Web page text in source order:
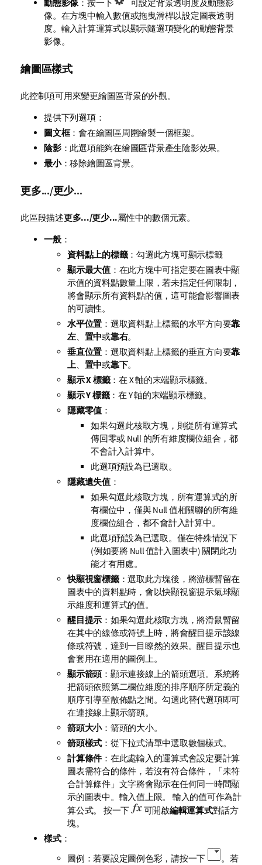
動態影像：按一下
可設定背景透明度及動態影
像。在方塊中輸入數值或拖曳滑桿以設定圖表透明
度。輸入計算運算式以顯示隨選項變化的動態背景
影像。
繪圖區樣式
此控制項可用來變更繪圖區背景的外觀。
提供下列選項：
圖文框：會在繪圖區周圍繪製一個框架。
陰影：此選項能夠在繪圖區背景產生陰影效果。
最小：移除繪圖區背景。
更多.../更少...
此區段描述更多.../更少...屬性中的數個元素。
一般：
資料點上的標籤：勾選此方塊可顯示標籤
顯示最大值：在此方塊中可指定要在圖表中顯
示值的資料點數量上限，若未指定任何限制，
將會顯示所有資料點的值，這可能會影響圖表
的可讀性。
水平位置 ：選取資料點上標籤的水平方向要靠
左、 置中或靠右。
垂直位置 ：選取資料點上標籤的垂直方向要靠
上、 置中或靠下。
顯示 X 標籤：在 X 軸的末端顯示標籤。
顯示 Y 標籤：在 Y 軸的末端顯示標籤。
隱藏零值 ：
如果勾選此核取方塊，則從所有運算式
傳回零或 Null 的所有維度欄位組合，都
不會計入計算中。
此選項預設為已選取。
隱藏遺失值：
如果勾選此核取方塊，所有運算式的所
有欄位中，僅與 Null 值相關聯的所有維
度欄位組合，都不會計入計算中。
此選項預設為已選取。僅在特殊情況下
(例如要將 Null 值計入圖表中) 關閉此功
能才有用處。
快顯視窗標籤：選取此方塊後，將游標暫留在
圖表中的資料點時，會以快顯視窗提示氣球顯
示維度和運算式的值。
醒目提示 ：如果勾選此核取方塊，將滑鼠暫留
在其中的線條或符號上時，將會醒目提示該線
條或符號，達到一目瞭然的效果。醒目提示也
會套用在適用的圖例上。
顯示箭頭 ：顯示連接線上的箭頭選項。系統將
把箭頭依照第二欄位維度的排序順序所定義的
順序引導至散佈點之間。勾選此替代選項即可
在連接線上顯示箭頭。
箭頭大小：箭頭的大小。
箭頭樣式 ：從下拉式清單中選取數個樣式。
計算條件：在此處輸入的運算式會設定要計算
圖表需符合的條件，若沒有符合條件，「未符
合計算條件」文字將會顯示在任何同一時間顯
示的圖表中。輸入值上限。 輸入的值可作為計
算公式。 按一下
可開啟編輯運算式對話方
塊。
樣式：
圖例：若要設定圖例色彩，請按一下
。若